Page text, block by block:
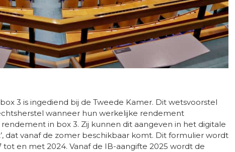
3 is ingediend bij de Tweede Kamer. Dit wetsvoorstel
wanneer hun werkelijke rendement
in box 3. Zij kunnen dit aangeven in het digitale
dat vanaf de zomer beschikbaar komt. Dit formulier wordt
en met 2024. Vanaf de IB-aangifte 2025 wordt de